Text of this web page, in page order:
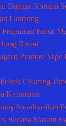
Dugaan Korupsi
Lampung
Pantai
Resmi
Promosi
Cikarang
Kecamatan
Sosialisasikan
Budaya Makam